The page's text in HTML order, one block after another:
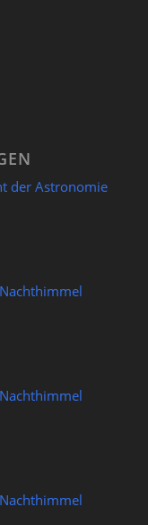
der Astronomie